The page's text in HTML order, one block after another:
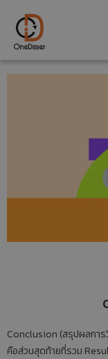
Conclusion (สรุปผลกา
คือส่วนสุดท้ายที่รวม